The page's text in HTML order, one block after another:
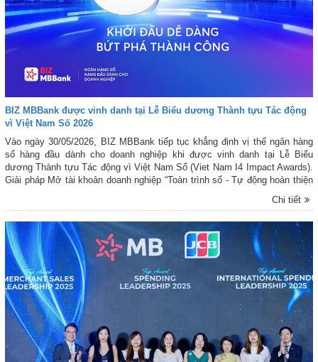
BIZ MBBank được vinh danh tại Lễ Biểu dương Thành tựu Tác động
vì Việt Nam Số 2026
Vào ngày 30/05/2026, BIZ MBBank tiếp tục khẳng định vị thế ngân hàng
số hàng đầu dành cho doanh nghiệp khi được vinh danh tại Lễ Biểu
dương Thành tựu Tác động vì Việt Nam Số (Viet Nam I4 Impact Awards).
Giải pháp Mở tài khoản doanh nghiệp “Toàn trình số - Tự động hoàn thiện
hồ sơ doanh nghiệp” được trao danh hiệu Dịch vụ số xuất sắc, ghi nhận
những nỗ lực đổi mới sáng tạo nhằm nâng cao trải nghiệm khách hàng
Quân đội và truyền hình trực tiếp trên kênh VTV2.
Chi tiết